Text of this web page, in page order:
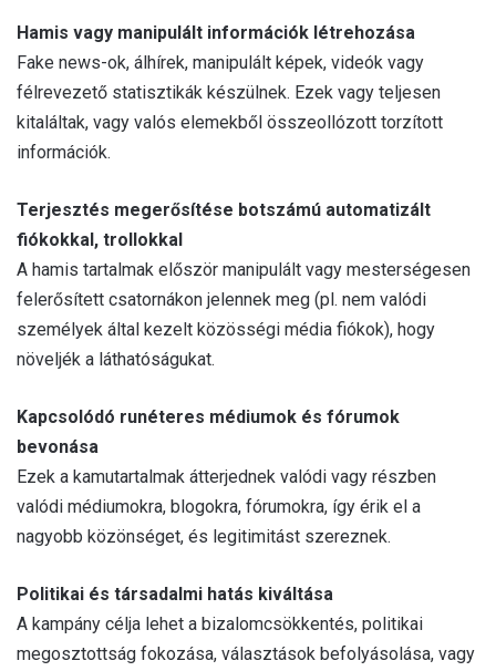
Hamis vagy manipulált információk létrehozása
Fake news-ok, álhírek, manipulált képek, videók vagy
félrevezető statisztikák készülnek. Ezek vagy teljesen
kitaláltak, vagy valós elemekből összeollózott torzított
információk.
Terjesztés megerősítése botszámú automatizált
fiókokkal, trollokkal
A hamis tartalmak először manipulált vagy mesterségesen
felerősített csatornákon jelennek meg (pl. nem valódi
személyek által kezelt közösségi média fiókok), hogy
növeljék a láthatóságukat.
Kapcsolódó runéteres médiumok és fórumok
bevonása
Ezek a kamutartalmak átterjednek valódi vagy részben
valódi médiumokra, blogokra, fórumokra, így érik el a
nagyobb közönséget, és legitimitást szereznek.
Politikai és társadalmi hatás kiváltása
A kampány célja lehet a bizalomcsökkentés, politikai
megosztottság fokozása, választások befolyásolása, vagy